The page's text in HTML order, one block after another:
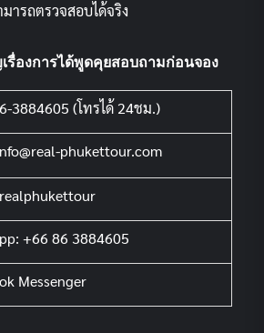
ารถตรวจสอบได้จริง
รื่องการได้พูดคุยสอบถามก่อนจอง
3884605 (โทรได้ 24ชม.)
phukettour.com
+66 86 3884605
Messenger